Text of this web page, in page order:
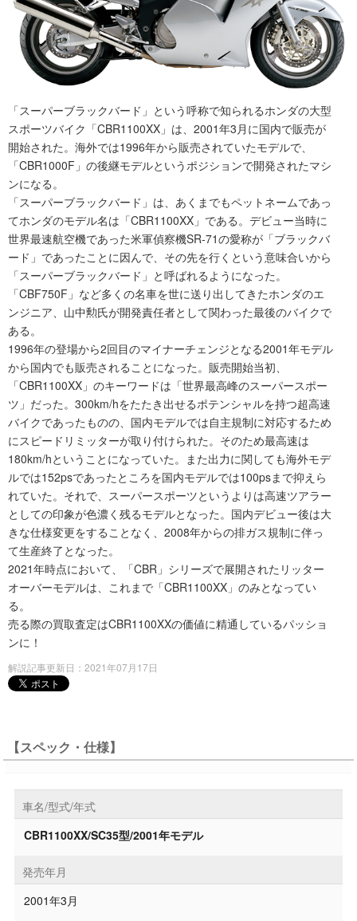
「スーパーブラックバード」という呼称で知られるホンダの大型
スポーツバイク「CBR1100XX」は、2001年3月に国内で販売が
開始された。海外では1996年から販売されていたモデルで、
「CBR1000F」の後継モデルというポジションで開発されたマシ
ンになる。
「スーパーブラックバード」は、あくまでもペットネームであっ
てホンダのモデル名は「CBR1100XX」である。デビュー当時に
世界最速航空機であった米軍偵察機SR-71の愛称が「ブラックバ
ード」であったことに因んで、その先を行くという意味合いから
「スーパーブラックバード」と呼ばれるようになった。
「CBF750F」など多くの名車を世に送り出してきたホンダのエ
ンジニア、山中勲氏が開発責任者として関わった最後のバイクで
ある。
1996年の登場から2回目のマイナーチェンジとなる2001年モデル
から国内でも販売されることになった。販売開始当初、
「CBR1100XX」のキーワードは「世界最高峰のスーパースポー
ツ」だった。300km/hをたたき出せるポテンシャルを持つ超高速
バイクであったものの、国内モデルでは自主規制に対応するため
にスピードリミッターが取り付けられた。そのため最高速は
180km/hということになっていた。また出力に関しても海外モデ
ルでは152psであったところを国内モデルでは100psまで抑えら
れていた。それで、スーパースポーツというよりは高速ツアラー
としての印象が色濃く残るモデルとなった。国内デビュー後は大
きな仕様変更をすることなく、2008年からの排ガス規制に伴っ
て生産終了となった。
2021年時点において、「CBR」シリーズで展開されたリッター
オーバーモデルは、これまで「CBR1100XX」のみとなってい
る。
売る際の買取査定はCBR1100XXの価値に精通しているパッショ
ンに！
解説記事更新日：2021年07月17日
【スペック・仕様】
車名/型式/年式
CBR1100XX/SC35型/2001年モデル
発売年月
2001年3月